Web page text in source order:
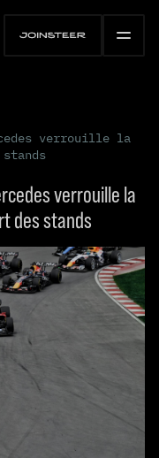
verrouille la
verrouille la
des stands